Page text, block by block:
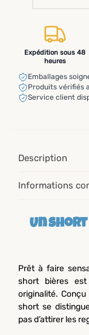
Expédition sous 48
heures
Emballages
Produits vérifiés
Service client
Description
Informations
Un short
Prêt à faire
short bières
originalité.
short se
pas d’attirer les